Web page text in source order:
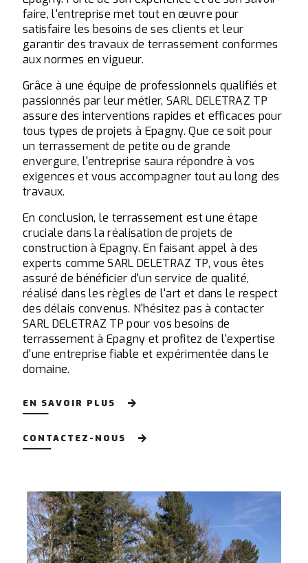
faire, l'entreprise met tout en œuvre pour
satisfaire les besoins de ses clients et leur
garantir des travaux de terrassement conformes
aux normes en vigueur.
Grâce à une équipe de professionnels qualifiés et
passionnés par leur métier, SARL DELETRAZ TP
assure des interventions rapides et efficaces pour
tous types de projets à Epagny. Que ce soit pour
un terrassement de petite ou de grande
envergure, l'entreprise saura répondre à vos
exigences et vous accompagner tout au long des
travaux.
En conclusion, le terrassement est une étape
cruciale dans la réalisation de projets de
construction à Epagny. En faisant appel à des
experts comme SARL DELETRAZ TP, vous êtes
assuré de bénéficier d'un service de qualité,
réalisé dans les règles de l'art et dans le respect
des délais convenus. N'hésitez pas à contacter
SARL DELETRAZ TP pour vos besoins de
terrassement à Epagny et profitez de l'expertise
d'une entreprise fiable et expérimentée dans le
domaine.
EN SAVOIR PLUS
CONTACTEZ-NOUS